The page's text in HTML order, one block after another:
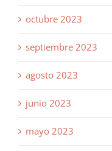
octubre 2023
septiembre 2023
agosto 2023
junio 2023
mayo 2023